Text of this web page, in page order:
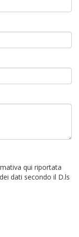
qui riportata
dati secondo il D.ls